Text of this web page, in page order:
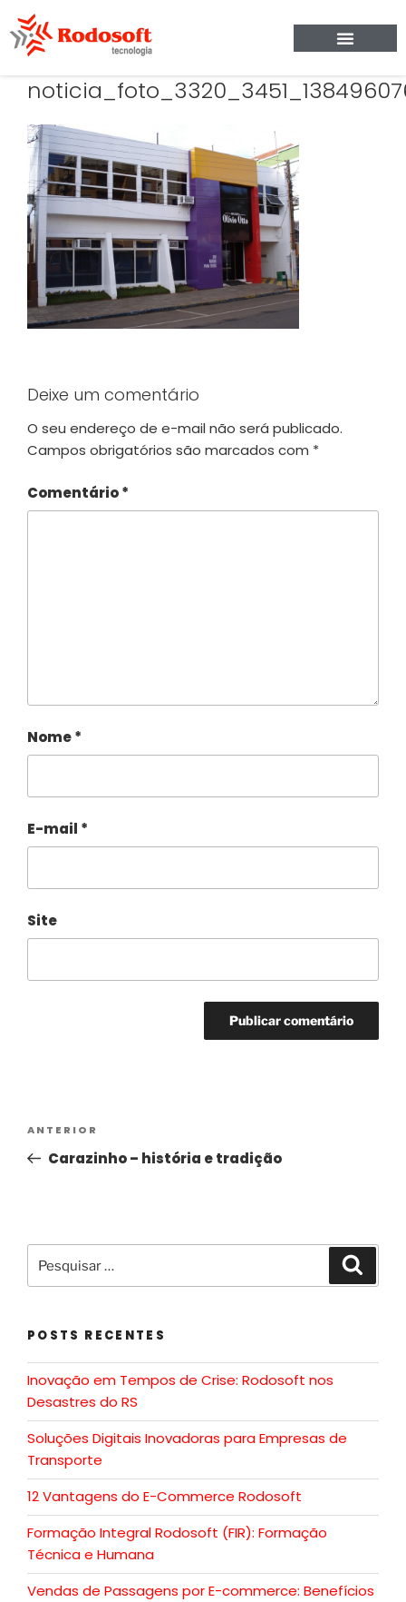
Deixe um comentário
O seu endereço de e-mail não será publicado.
Campos obrigatórios são marcados com *
Comentário*
Nome*
E-mail *
Site
ANTERIOR
Carazinho – história e tradição
POSTS RECENTES
Inovação em Tempos de Crise: Rodosoft nos
Desastres do RS
Soluções Digitais Inovadoras para Empresas de
Transporte
12 Vantagens do E-Commerce Rodosoft
Formação Integral Rodosoft (FIR): Formação
Técnica e Humana
Vendas de Passagens por E-commerce: Benefícios